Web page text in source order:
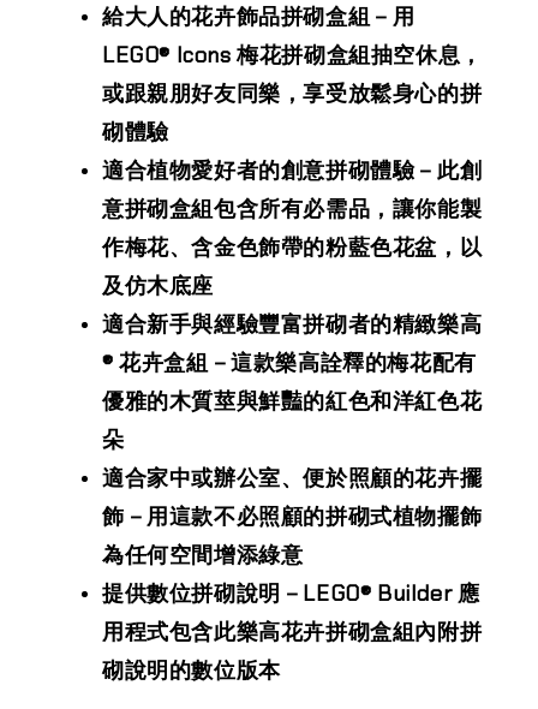
給大人的花卉飾品拼砌盒組－用
LEGO® Icons 梅花拼砌盒組抽空休息，
或跟親朋好友同樂，享受放鬆身心的拼
砌體驗
適合植物愛好者的創意拼砌體驗－此創
意拼砌盒組包含所有必需品，讓你能製
作梅花、含金色飾帶的粉藍色花盆，以
及仿木底座
適合新手與經驗豐富拼砌者的精緻樂高
® 花卉盒組－這款樂高詮釋的梅花配有
優雅的木質莖與鮮豔的紅色和洋紅色花
朵
適合家中或辦公室、便於照顧的花卉擺
飾－用這款不必照顧的拼砌式植物擺飾
為任何空間增添綠意
提供數位拼砌說明－LEGO® Builder 應
用程式包含此樂高花卉拼砌盒組內附拼
砌說明的數位版本